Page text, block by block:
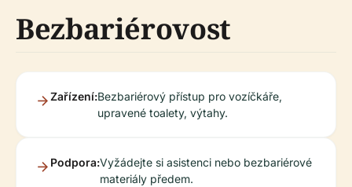
Bezbariérovost
Zařízení:Bezbariérový přístup pro vozíčkáře,
upravené toalety, výtahy.
Podpora:Vyžádejte si asistenci nebo bezbariérové
materiály předem.